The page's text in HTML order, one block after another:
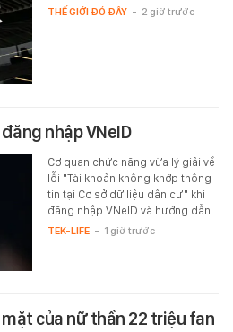
THẾ GIỚI ĐÓ ĐÂY - 2 giờ trước
nhập VNeID
Cơ quan chức năng vừa lý giải về
lỗi "Tài khoản không khớp thông
tin tại Cơ sở dữ liệu dân cư" khi
đăng nhập VNeID và hướng dẫn…
TEK-LIFE - 1 giờ trước
của nữ thần 22 triệu fan